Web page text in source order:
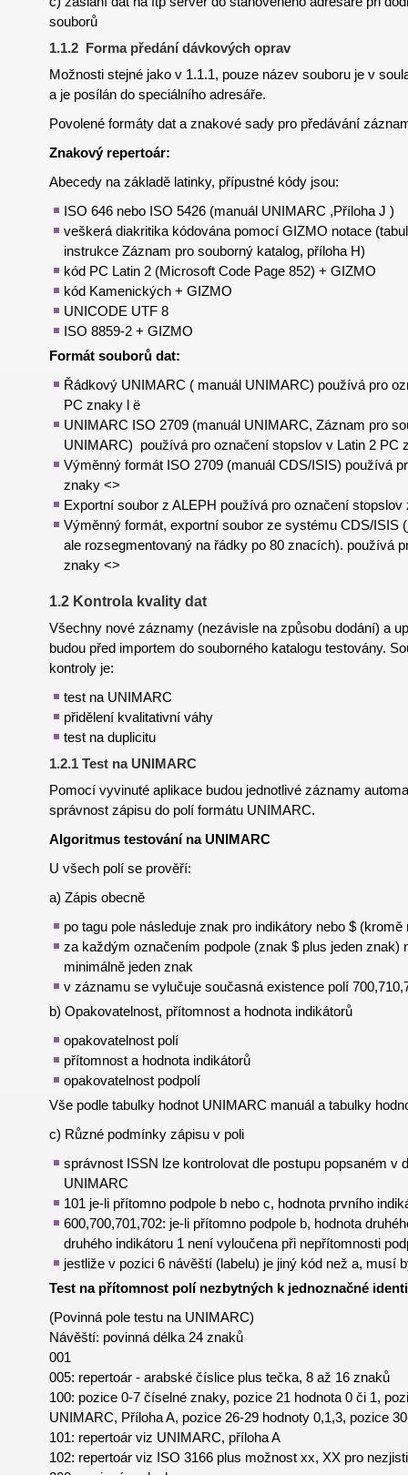
souborů
1.1.2 Forma předání dávkových oprav
Možnosti stejné jako v 1.1.1, pouze název souboru je v
a je posílán do speciálního adresáře.
Povolené formáty dat a znakové sady pro předávání
Znakový repertoár:
Abecedy na základě latinky, přípustné kódy jsou:
ISO 646 nebo ISO 5426 (manuál UNIMARC ,Příloha J )
veškerá diakritika kódována pomocí GIZMO notace
instrukce Záznam pro souborný katalog, příloha H)
kód PC Latin 2 (Microsoft Code Page 852) + GIZMO
kód Kamenických + GIZMO
UNICODE UTF 8
ISO 8859-2 + GIZMO
Formát souborů dat:
Řádkový UNIMARC ( manuál UNIMARC) používá pro
PC znaky l ë
UNIMARC ISO 2709 (manuál UNIMARC, Záznam pro
UNIMARC) používá pro označení stopslov v Latin 2 PC
Výměnný formát ISO 2709 (manuál CDS/ISIS) používá
znaky <>
Exportní soubor z ALEPH používá pro označení
Výměnný formát, exportní soubor ze systému CDS/ISIS
ale rozsegmentovaný na řádky po 80 znacích). používá
znaky <>
1.2 Kontrola kvality dat
Všechny nové záznamy (nezávisle na způsobu dodání) a
budou před importem do souborného katalogu testovány.
kontroly je:
test na UNIMARC
přidělení kvalitativní váhy
test na duplicitu
1.2.1 Test na UNIMARC
Pomocí vyvinuté aplikace budou jednotlivé záznamy
správnost zápisu do polí formátu UNIMARC.
Algoritmus testování na UNIMARC
U všech polí se prověří:
a) Zápis obecně
po tagu pole následuje znak pro indikátory nebo $
za každým označením podpole (znak $ plus jeden znak)
minimálně jeden znak
v záznamu se vylučuje současná existence polí
b) Opakovatelnost, přítomnost a hodnota indikátorů
opakovatelnost polí
přítomnost a hodnota indikátorů
opakovatelnost podpolí
Vše podle tabulky hodnot UNIMARC manuál a tabulky
c) Různé podmínky zápisu v poli
správnost ISSN lze kontrolovat dle postupu popsaném v
UNIMARC
101 je-li přítomno podpole b nebo c, hodnota prvního
600,700,701,702: je-li přítomno podpole b, hodnota
druhého indikátoru 1 není vyloučena při nepřítomnosti
jestliže v pozici 6 návěští (labelu) je jiný kód než a, musí
Test na přítomnost polí nezbytných k jednoznačné
(Povinná pole testu na UNIMARC)
Návěští: povinná délka 24 znaků
001
005: repertoár - arabské číslice plus tečka, 8 až 16 znaků
100: pozice 0-7 číselné znaky, pozice 21 hodnota 0 či 1,
UNIMARC, Příloha A, pozice 26-29 hodnoty 0,1,3, pozice
101: repertoár viz UNIMARC, příloha A
102: repertoár viz ISO 3166 plus možnost xx, XX pro